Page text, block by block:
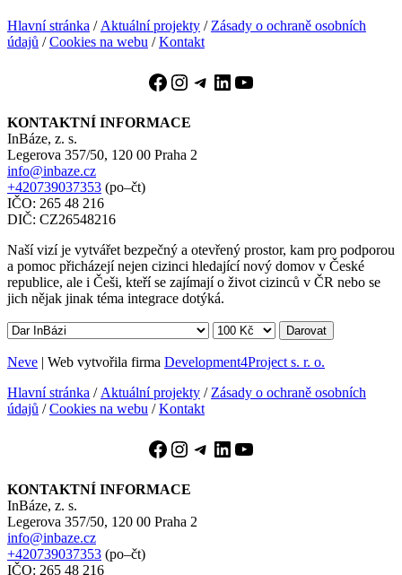
Hlavní stránka / Aktuální projekty / Zásady o ochraně osobních
údajů /Cookies na webu /Kontakt
Facebook
Instagram
Telegram
LinkedIn
YouTube
KONTAKTNÍ INFORMACE
InBáze, z. s.
Legerova 357/50, 120 00 Praha 2
info@inbaze.cz
+420739037353 (po–čt)
IČO: 265 48 216
DIČ: CZ26548216
Naší vizí je vytvářet bezpečný a otevřený prostor, kam pro podporou
a pomoc přicházejí nejen cizinci hledající nový domov v České
republice, ale i Češi, kteří se zajímají o život cizinců v ČR nebo se
jich nějak jinak téma integrace dotýká.
Darovat
Neve | Web vytvořila firma Development4Project s. r. o.
Hlavní stránka / Aktuální projekty / Zásady o ochraně osobních
údajů /Cookies na webu /Kontakt
Facebook
Instagram
Telegram
LinkedIn
YouTube
KONTAKTNÍ INFORMACE
InBáze, z. s.
Legerova 357/50, 120 00 Praha 2
info@inbaze.cz
+420739037353 (po–čt)
IČO: 265 48 216